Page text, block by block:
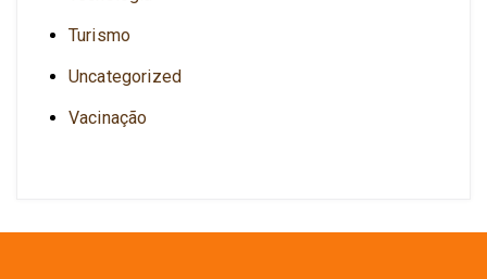
Turismo
Uncategorized
Vacinação